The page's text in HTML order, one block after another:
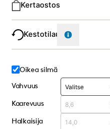
Kertaostos
Kestotilaus
Oikea silmä
Vahvuus
Kaarevuus
Halkaisija